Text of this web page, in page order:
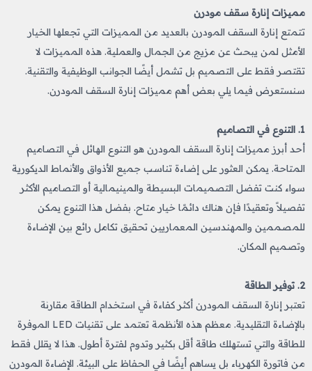
مميزات إنارة سقف مودرن
تتمتع إنارة السقف المودرن بالعديد من المميزات التي تجعلها الخيار
الأمثل لمن يبحث عن مزيج من الجمال والعملية. هذه المميزات لا
تقتصر فقط على التصميم بل تشمل أيضًا الجوانب الوظيفية والتقنية.
سنستعرض فيما يلي بعض أهم مميزات إنارة السقف المودرن.
1. التنوع في التصاميم
أحد أبرز مميزات إنارة السقف المودرن هو التنوع الهائل في التصاميم
المتاحة. يمكن العثور على إضاءة تناسب جميع الأذواق والأنماط الديكورية
سواء كنت تفضل التصميمات البسيطة والمينيمالية أو التصاميم الأكثر
تفصيلاً وتعقيدًا فإن هناك دائمًا خيار متاح. بفضل هذا التنوع يمكن
للمصممين والمهندسين المعماريين تحقيق تكامل رائع بين الإضاءة
وتصميم المكان.
2. توفير الطاقة
تعتبر إنارة السقف المودرن أكثر كفاءة في استخدام الطاقة مقارنة
بالإضاءة التقليدية. معظم هذه الأنظمة تعتمد على تقنيات LED الموفرة
للطاقة والتي تستهلك طاقة أقل بكثير وتدوم لفترة أطول. هذا لا يقلل فقط
من فاتورة الكهرباء بل يساهم أيضًا في الحفاظ على البيئة. الإضاءة المودرن